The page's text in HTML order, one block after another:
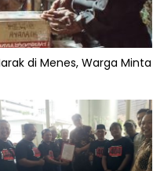
di Menes, Warga Minta